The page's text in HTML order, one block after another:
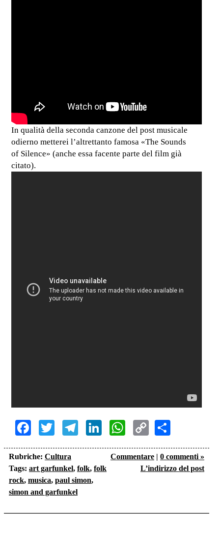
In qualità della seconda canzone del post musicale
odierno metterei l’altrettanto famosa «The Sounds
of Silence» (anche essa facente parte del film già
citato).
Facebook
TwitterTelegram
LinkedInWhatsApp
Copy
Link
Rubriche: Cultura
Tags: art garfunkel, folk, folk
rock, musica, paul simon,
simon and garfunkel
Commentare | 0 commenti »
L’indirizzo del post